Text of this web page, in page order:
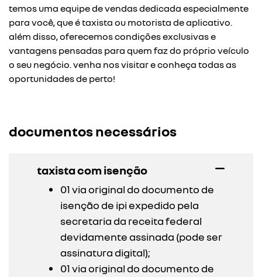
temos uma equipe de vendas dedicada especialmente
para você, que é taxista ou motorista de aplicativo.
além disso, oferecemos condições exclusivas e
vantagens pensadas para quem faz do próprio veículo
o seu negócio. venha nos visitar e conheça todas as
oportunidades de perto!
documentos necessários
taxista com isenção
01 via original do documento de
isenção de ipi expedido pela
secretaria da receita federal
devidamente assinada (pode ser
assinatura digital);
01 via original do documento de